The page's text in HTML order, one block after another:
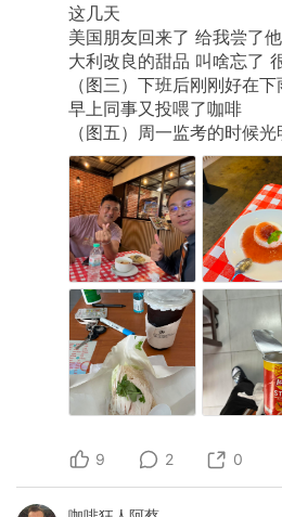
这几天
美国朋友回来了 给我尝了
大利改良的甜品 叫啥忘了
（图三）下班后刚刚好在
早上同事又投喂了咖啡
（图五）周一监考的时候
9 2 0